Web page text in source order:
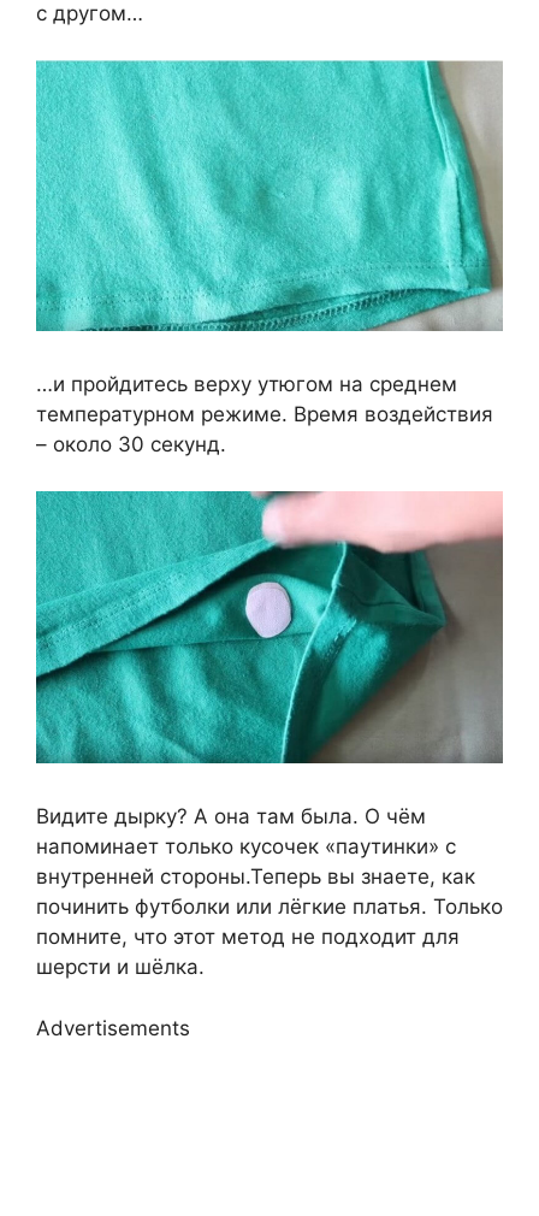
с другом…
…и пройдитесь верху утюгом на среднем
температурном режиме. Время воздействия
– около 30 секунд.
Видите дырку? А она там была. О чём
напоминает только кусочек «паутинки» с
внутренней стороны.Теперь вы знаете, как
починить футболки или лёгкие платья. Только
помните, что этот метод не подходит для
шерсти и шёлка.
Advertisements